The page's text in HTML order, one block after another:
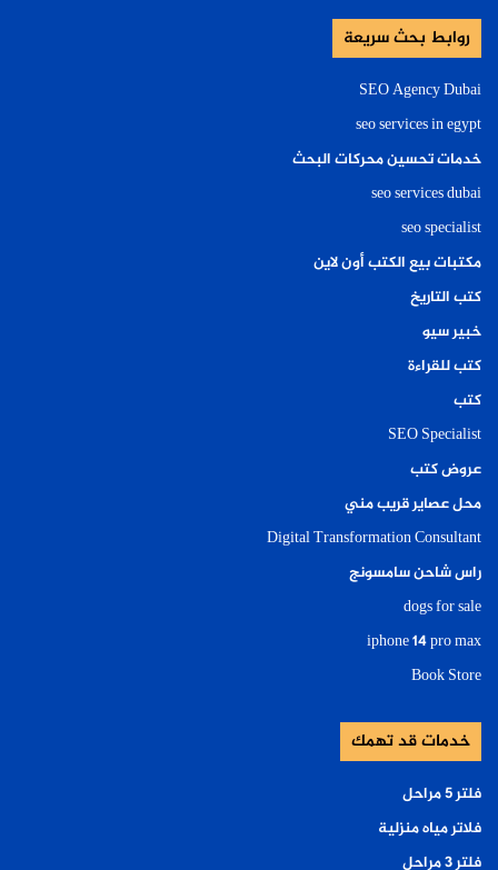
روابط بحث سريعة
SEO Agency Dubai
seo services in egypt
خدمات تحسين محركات البحث
seo services dubai
seo specialist
مكتبات بيع الكتب أون لاين
كتب التاريخ
خبير سيو
كتب للقراءة
كتب
SEO Specialist
عروض كتب
محل عصاير قريب مني
Digital Transformation Consultant
راس شاحن سامسونج
dogs for sale
iphone 14 pro max
Book Store
خدمات قد تهمك
فلتر ٥ مراحل
فلاتر مياه منزلية
فلتر ٣ مراحل